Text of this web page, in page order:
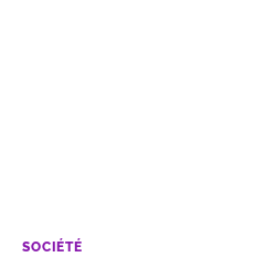
SOCIÉTÉ